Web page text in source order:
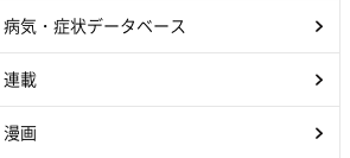
病気・症状データベース
連載
漫画